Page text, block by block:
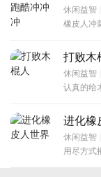
休闲益智 |
橡皮人冲
打败木
休闲益智 |
认真的给
进化橡
休闲益智 |
用尽方式